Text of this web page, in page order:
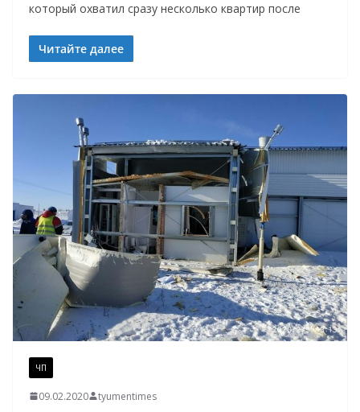
который охватил сразу несколько квартир после
Читайте далее
ЧП
09.02.2020 tyumentimes